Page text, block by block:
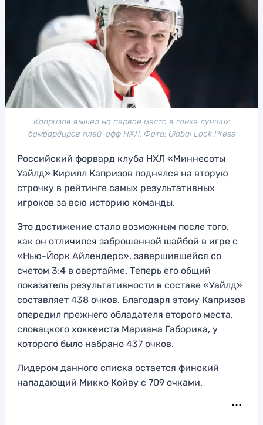
Капризов вышел на первое место в гонке лучших
бомбардиров плей-офф НХЛ. Фото: Global Look Press
Российский форвард клуба НХЛ «Миннесоты
Уайлд» Кирилл Капризов поднялся на вторую
строчку в рейтинге самых результативных
игроков за всю историю команды.
Это достижение стало возможным после того,
как он отличился заброшенной шайбой в игре с
«Нью-Йорк Айлендерс», завершившейся со
счетом 3:4 в овертайме. Теперь его общий
показатель результативности в составе «Уайлд»
составляет 438 очков. Благодаря этому Капризов
опередил прежнего обладателя второго места,
словацкого хоккеиста Мариана Габорика, у
которого было набрано 437 очков.
Лидером данного списка остается финский
нападающий Микко Койву с 709 очками.